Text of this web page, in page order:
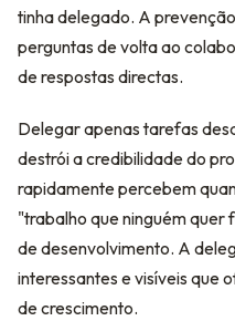
tinha delegado. A
perguntas de volta ao
de respostas directas.
Delegar apenas tarefas
destrói a credibilidade do
rapidamente percebem
"trabalho que ninguém
de desenvolvimento. A
interessantes e visíveis que
de crescimento.